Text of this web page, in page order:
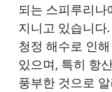
되는 스피루리나
지니고 있습니다
청정 해수로 인
있으며, 특히 항
풍부한 것으로